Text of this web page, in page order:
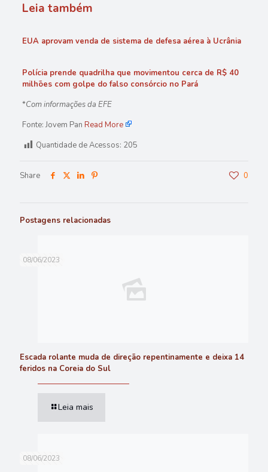
Leia também
EUA aprovam venda de sistema de defesa aérea à Ucrânia
Polícia prende quadrilha que movimentou cerca de R$ 40
milhões com golpe do falso consórcio no Pará
*Com informações da EFE
Fonte: Jovem Pan Read More
Quantidade de Acessos: 205
Share 0
Postagens relacionadas
08/06/2023
Escada rolante muda de direção repentinamente e deixa 14
feridos na Coreia do Sul
Leia mais
08/06/2023